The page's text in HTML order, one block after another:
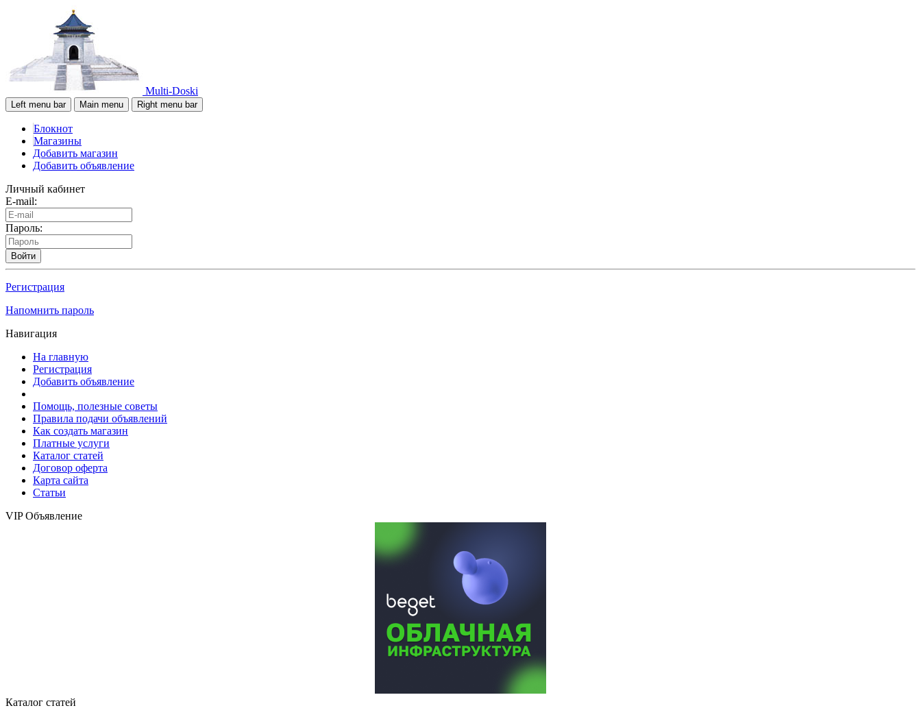
Multi-Doski
Left menu bar Main menu Right menu bar
Блокнот
Магазины
Добавить магазин
Добавить объявление
Личный кабинет
E-mail:
Пароль:
Войти
Регистрация
Напомнить пароль
Навигация
На главную
Регистрация
Добавить объявление
Помощь, полезные советы
Правила подачи объявлений
Как создать магазин
Платные услуги
Каталог статей
Договор оферта
Карта сайта
Статьи
VIP Объявление
Каталог статей